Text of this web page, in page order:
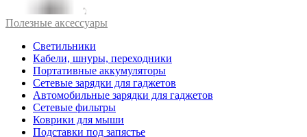
Полезные аксессуары
Светильники
Кабели, шнуры, переходники
Портативные аккумуляторы
Сетевые зарядки для гаджетов
Автомобильные зарядки для гаджетов
Сетевые фильтры
Коврики для мыши
Подставки под запястье